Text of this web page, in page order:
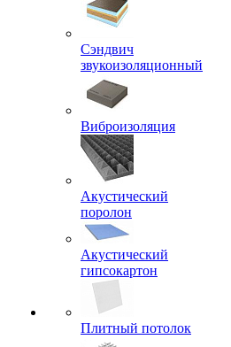
Сэндвич
звукоизоляционный
Виброизоляция
Акустический
поролон
Акустический
гипсокартон
Плитный потолок